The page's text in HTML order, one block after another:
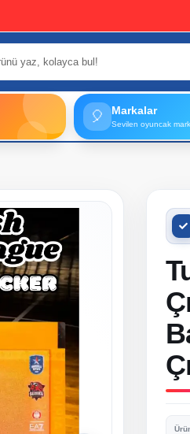
🎈 Markalar
Sevilen oyuncak